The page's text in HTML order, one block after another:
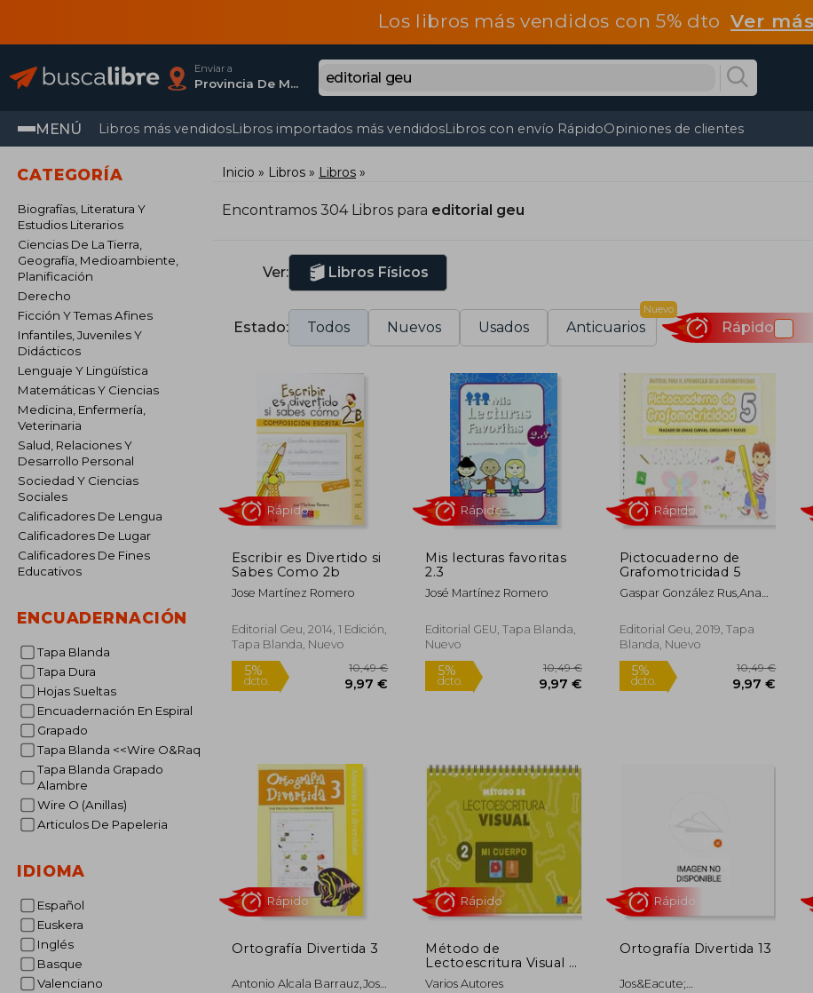
Los libros más vendidos con 5% dtoVer más
Enviar a
Provincia De Madrid
MENÚ Libros más vendidosLibros importados más vendidosLibros con envío RápidoOpiniones de clientes
CATEGORÍA
Biografías, Literatura Y
Estudios Literarios
Ciencias De La Tierra,
Geografía, Medioambiente,
Planificación
Derecho
Ficción Y Temas Afines
Infantiles, Juveniles Y
Didácticos
Lenguaje Y Lingüística
Matemáticas Y Ciencias
Medicina, Enfermería,
Veterinaria
Salud, Relaciones Y
Desarrollo Personal
Sociedad Y Ciencias
Sociales
Calificadores De Lengua
Calificadores De Lugar
Calificadores De Fines
Educativos
ENCUADERNACIÓN
Tapa Blanda
Tapa Dura
Hojas Sueltas
Encuadernación En Espiral
Grapado
Tapa Blanda <<Wire O&Raq
Tapa Blanda Grapado
Alambre
Wire O (Anillas)
Articulos De Papeleria
IDIOMA
Español
Euskera
Inglés
Basque
Valenciano
Inicio Libros Libros
Encontramos 304 Libros para editorial geu
Ver: Libros Físicos
Estado: Todos Nuevos Usados Anticuarios
Nuevo
Rápido
Escribir es Divertido si
Sabes Como 2b
Jose Martínez Romero
Editorial Geu, 2014, 1 Edición,
Tapa Blanda, Nuevo
Rápido
Mis lecturas favoritas
2.3
José Martínez Romero
Editorial GEU, Tapa Blanda,
Nuevo
Rápido
Pictocuaderno de
Grafomotricidad 5
Gaspar González Rus,Ana
López Torecilla
Editorial Geu, 2019, Tapa
Blanda, Nuevo
Rápido
Ortografía Divertida 3
Antonio Alcala Barrauz,Jose
Método de
Lectoescritura Visual 2
mi Cuerpo
Varios Autores
Ortografía Divertida 13
Jos&Eacute;